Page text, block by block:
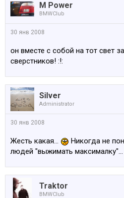
M Power
BMWClub
30 янв 2008
он вместе с собой на тот свет
сверстников! :!:
Silver
Administrator
30 янв 2008
Жесть какая...
Никогда не
людей "выжимать максималку"...
Traktor
BMWClub